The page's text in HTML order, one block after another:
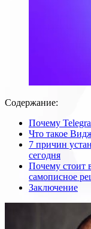
Содержание:
Почему
Что такое
7 причин
сегодня
Почему стоит
самописное
Заключение